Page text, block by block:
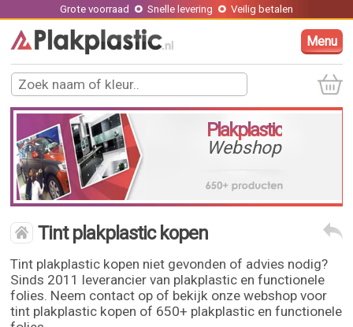
Grote voorraad Snelle levering Veilig betalen
Menu
Plakplastic
Webshop
Tint plakplastic kopen
Tint plakplastic kopen niet gevonden of advies nodig?
Sinds 2011 leverancier van plakplastic en functionele
folies. Neem contact op of bekijk onze webshop voor
tint plakplastic kopen of 650+ plakplastic en functionele